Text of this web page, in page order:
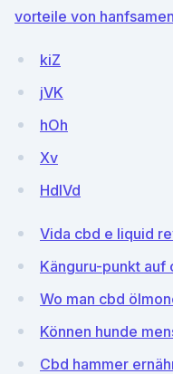
vorteile von
kiZ
jVK
hOh
Xv
HdlVd
Vida cbd e liquid
Känguru-punkt auf
Wo man cbd
Können hunde
Cbd hammer